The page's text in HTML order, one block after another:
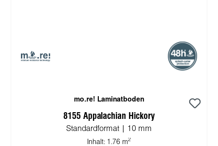
mo.re! Laminatboden
8155 Appalachian Hickory
Standardformat | 10 mm
Inhalt: 1.76 m2